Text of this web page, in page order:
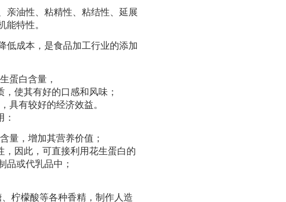
亲油性、粘精性、粘结性、延展
能特性。
低成本，是食品加工行业的添加
蛋白含量，
使其有好的口感和风味；
具有较好的经济效益。
量，增加其营养价值；
因此，可直接利用花生蛋白的
品或代乳品中；
柠檬酸等各种香精，制作人造